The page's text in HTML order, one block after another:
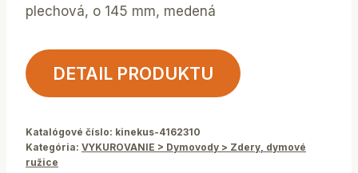
plechová, o 145 mm, medená
DETAIL PRODUKTU
Katalógové číslo: kinekus-4162310
Kategória: VYKUROVANIE > Dymovody > Zdery, dymové
ružice